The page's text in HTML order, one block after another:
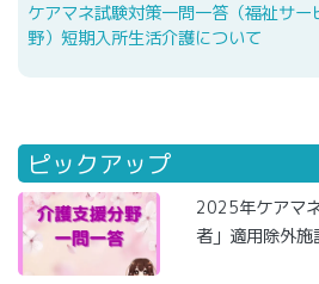
ケアマネ試験対策一問一答（福祉サー
野）短期入所生活介護について
ピックアップ
2025年ケアマ
者」適用除外施